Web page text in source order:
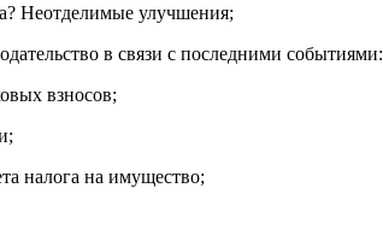
Неотделимые улучшения;
в связи с последними событиями:
взносов;
налога на имущество;